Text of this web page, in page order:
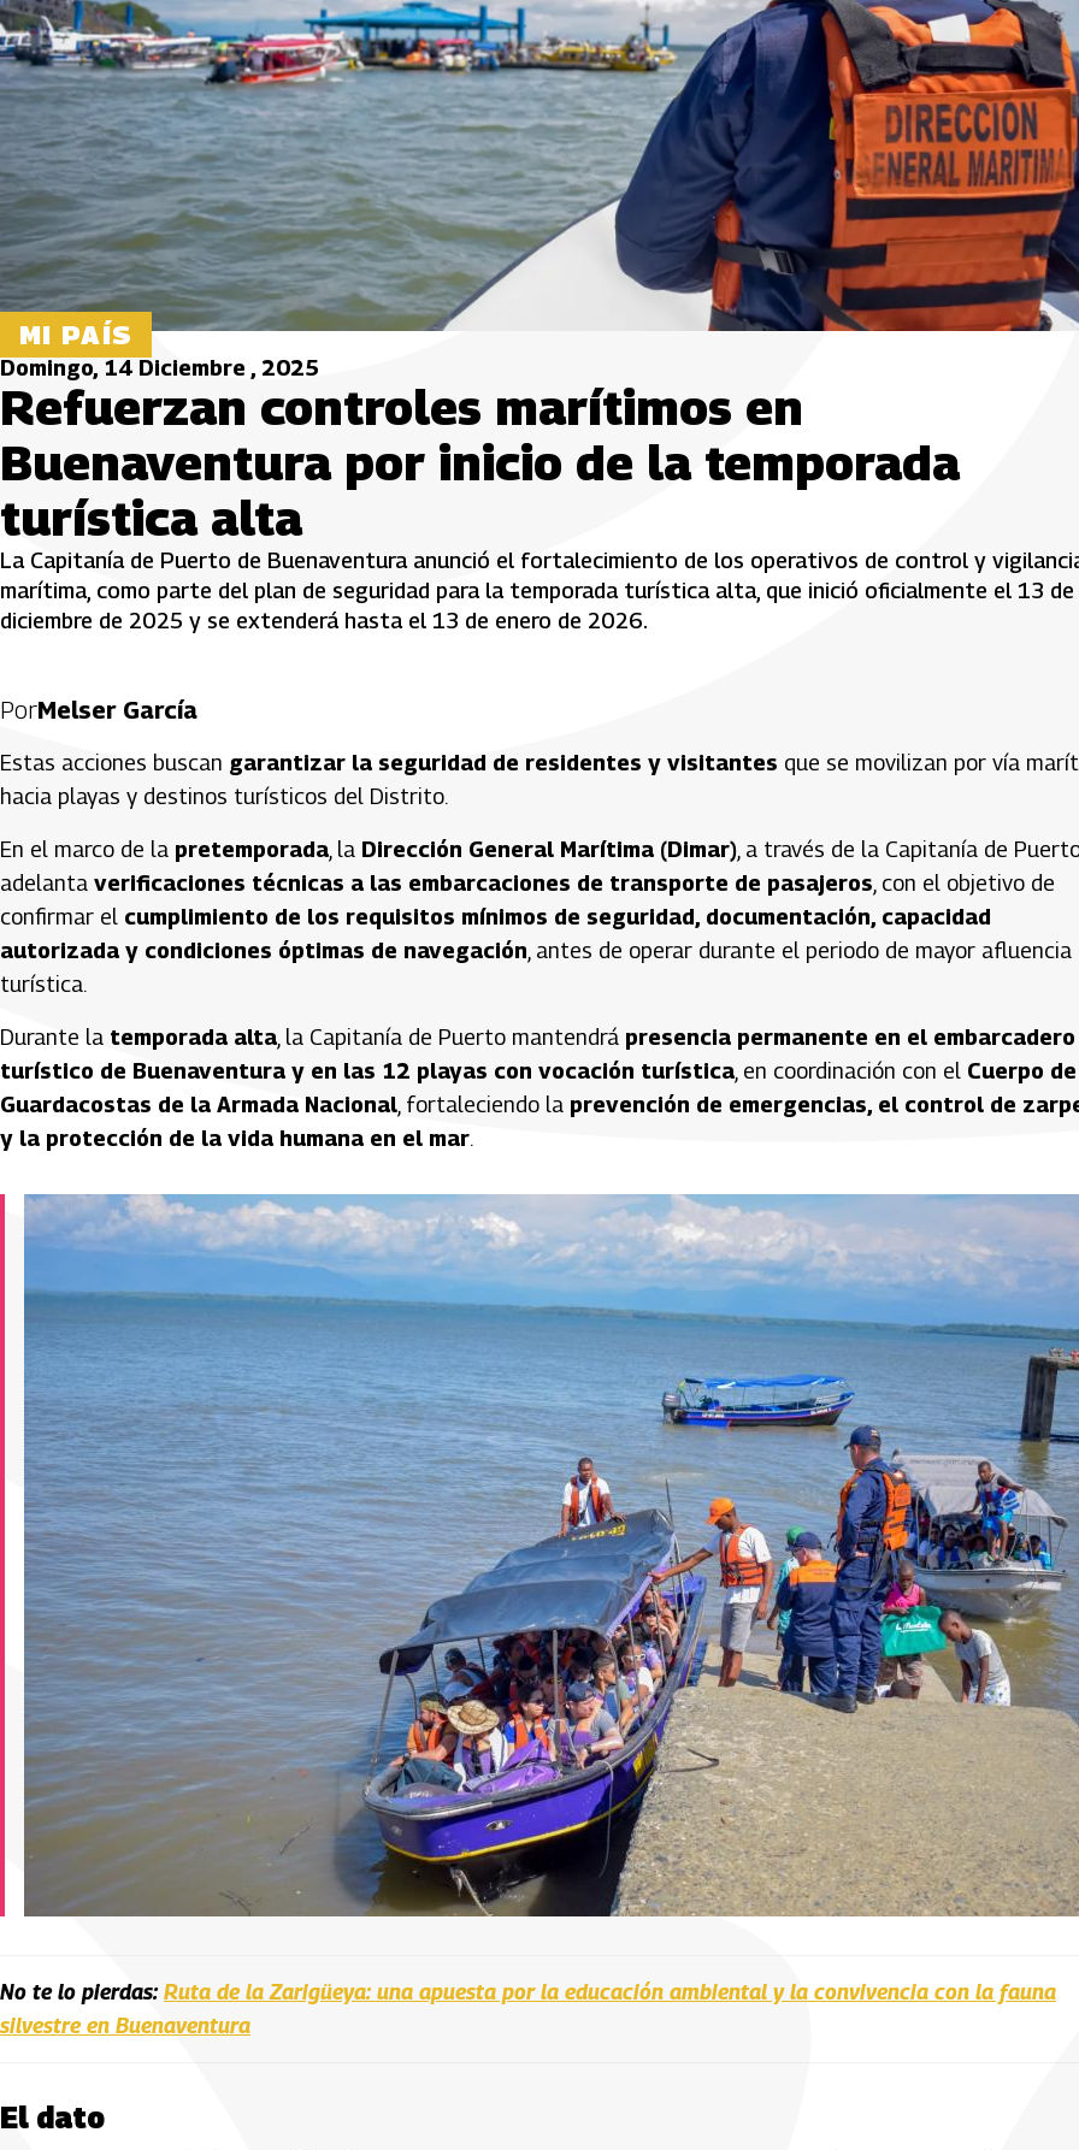
MI PAÍS
Domingo, 14 Diciembre , 2025
Refuerzan controles marítimos en
Buenaventura por inicio de la temporada
turística alta
La Capitanía de Puerto de Buenaventura anunció el fortalecimiento de los operativos de control y
marítima, como parte del plan de seguridad para la temporada turística alta, que inició oficialmente el 13 de
diciembre de 2025 y se extenderá hasta el 13 de enero de 2026.
PorMelser García
Estas acciones buscan garantizar la seguridad de residentes y visitantes que se movilizan por vía
hacia playas y destinos turísticos del Distrito.
En el marco de la pretemporada , la Dirección General Marítima (Dimar) , a través de la Capitanía de
adelanta verificaciones técnicas a las embarcaciones de transporte de pasajeros , con el objetivo de
confirmar el cumplimiento de los requisitos mínimos de seguridad, documentación, capacidad
autorizada y condiciones óptimas de navegación , antes de operar durante el periodo de mayor afluencia
turística.
Durante la temporada alta , la Capitanía de Puerto mantendrá presencia permanente en el embarcadero
turístico de Buenaventura y en las 12 playas con vocación turística , en coordinación con el Cuerpo de
Guardacostas de la Armada Nacional , fortaleciendo la prevención de emergencias, el control de
y la protección de la vida humana en el mar.
No te lo pierdas: Ruta de la Zarigüeya: una apuesta por la educación ambiental y la convivencia con la fauna
silvestre en Buenaventura
El dato